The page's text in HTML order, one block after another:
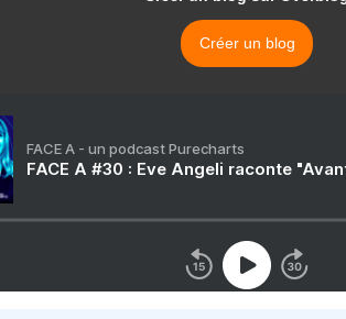
Créer un blog
FACE A - un podcast Purecharts
FACE A #30 : Eve Angeli raconte